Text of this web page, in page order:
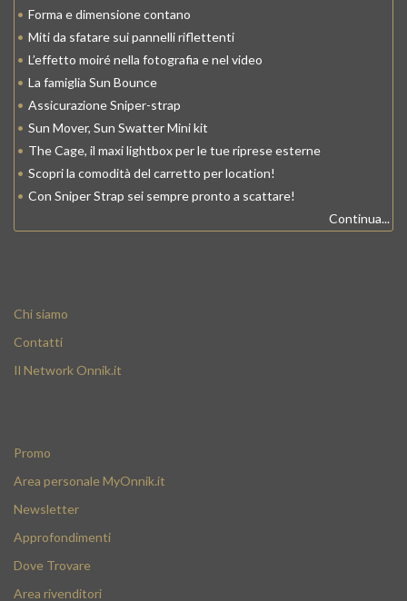
• Forma e dimensione contano
• Miti da sfatare sui pannelli riflettenti
• L’effetto moiré nella fotografia e nel video
• La famiglia Sun Bounce
• Assicurazione Sniper-strap
• Sun Mover, Sun Swatter Mini kit
• The Cage, il maxi lightbox per le tue riprese esterne
• Scopri la comodità del carretto per location!
• Con Sniper Strap sei sempre pronto a scattare!
Continua...
Chi siamo
Contatti
Il Network Onnik.it
Promo
Area personale MyOnnik.it
Newsletter
Approfondimenti
Dove Trovare
Area rivenditori